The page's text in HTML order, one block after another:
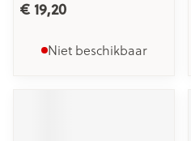
€ 19,20
Niet beschikbaar